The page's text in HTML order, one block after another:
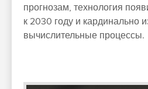
прогнозам, технология
к 2030 году и кардинально
вычислительные процессы.